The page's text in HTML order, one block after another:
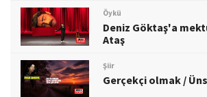
Öykü
Deniz Göktaş'a
Ataş
Şiir
Gerçekçi olmak /